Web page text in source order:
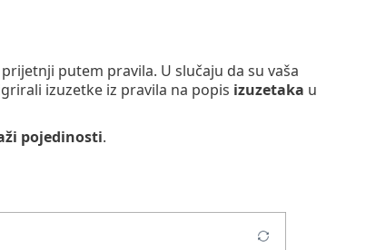
putem pravila. U slučaju da su vaša
izuzetke iz pravila na popis izuzetaka u
pojedinosti.